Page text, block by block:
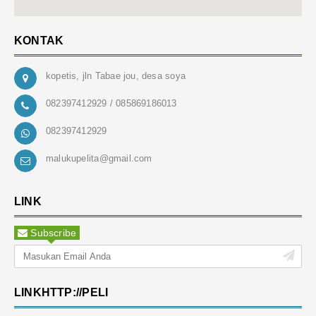
KONTAK
kopetis, jln Tabae jou, desa soya
082397412929 / 085869186013
082397412929
malukupelita@gmail.com
LINK
Subscribe
LINKHTTP://PELI